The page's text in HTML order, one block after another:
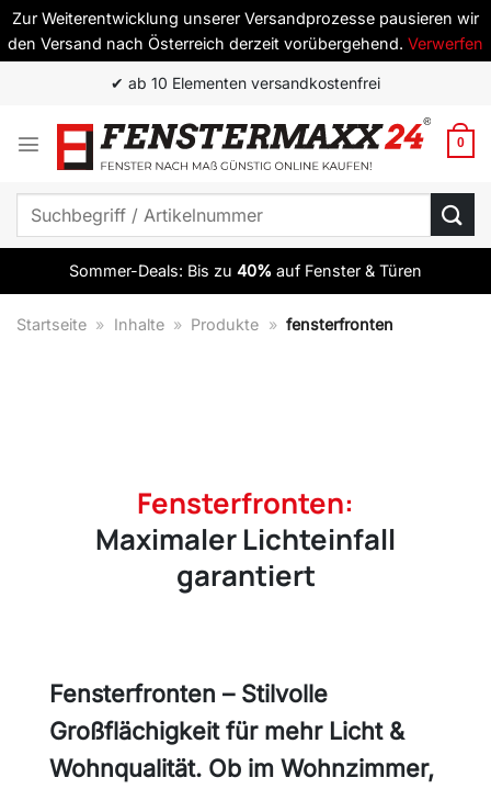
Zur Weiterentwicklung unserer Versandprozesse pausieren wir
den Versand nach Österreich derzeit vorübergehend. Verwerfen
springen
✔ Top Qualität zum besten Preis
0
Suchen
Sommer-Deals: Bis zu 40% auf Fenster & Türen
Startseite » Inhalte » Produkte » fensterfronten
Fensterfronten:
Maximaler Lichteinfall
garantiert
Fensterfronten – Stilvolle
Großflächigkeit für mehr Licht &
Wohnqualität. Ob im Wohnzimmer,